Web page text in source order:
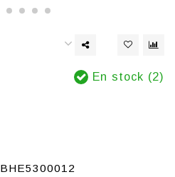
En stock (2)
BHE5300012